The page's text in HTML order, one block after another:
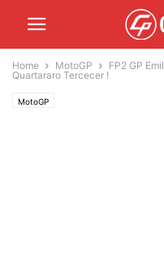
Home MotoGP
FP2 GP
Quartararo Tercecer !
MotoGP